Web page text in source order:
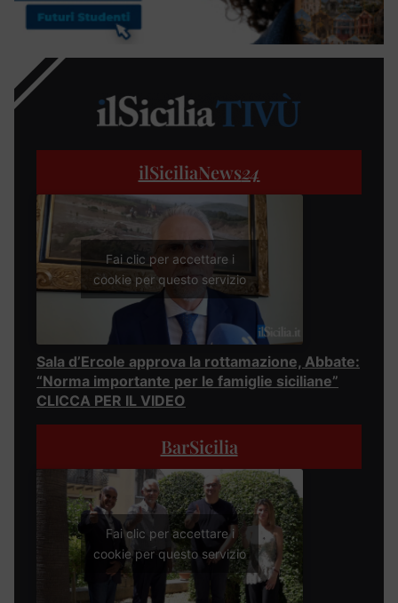
ilSiciliaNews24
Fai clic per accettare i
cookie per questo servizio
Sala d’Ercole approva la rottamazione, Abbate:
“Norma importante per le famiglie siciliane”
CLICCA PER IL VIDEO
BarSicilia
Fai clic per accettare i
cookie per questo servizio